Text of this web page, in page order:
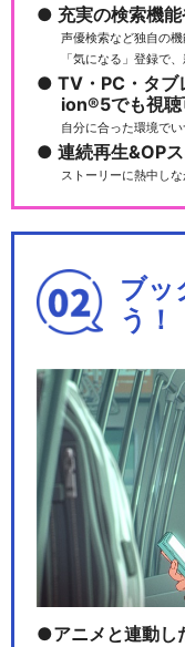
充実の検索機
声優検索など独自の
「気になる」登録で
TV・PC・タ
ion®5でも視聴
自分に合った環境で
連続再生&OP
ストーリーに熱中し
ブッ
う！
アニメと連動し